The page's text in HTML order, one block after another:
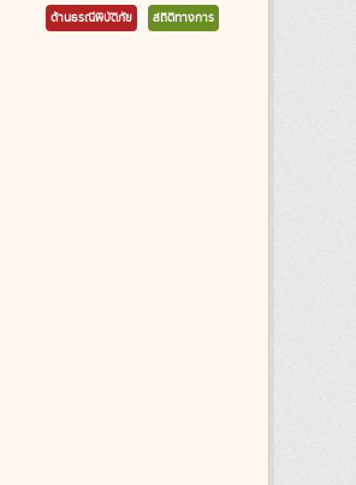
ด้านธรณีพิบัติภัย สถิติทางการ